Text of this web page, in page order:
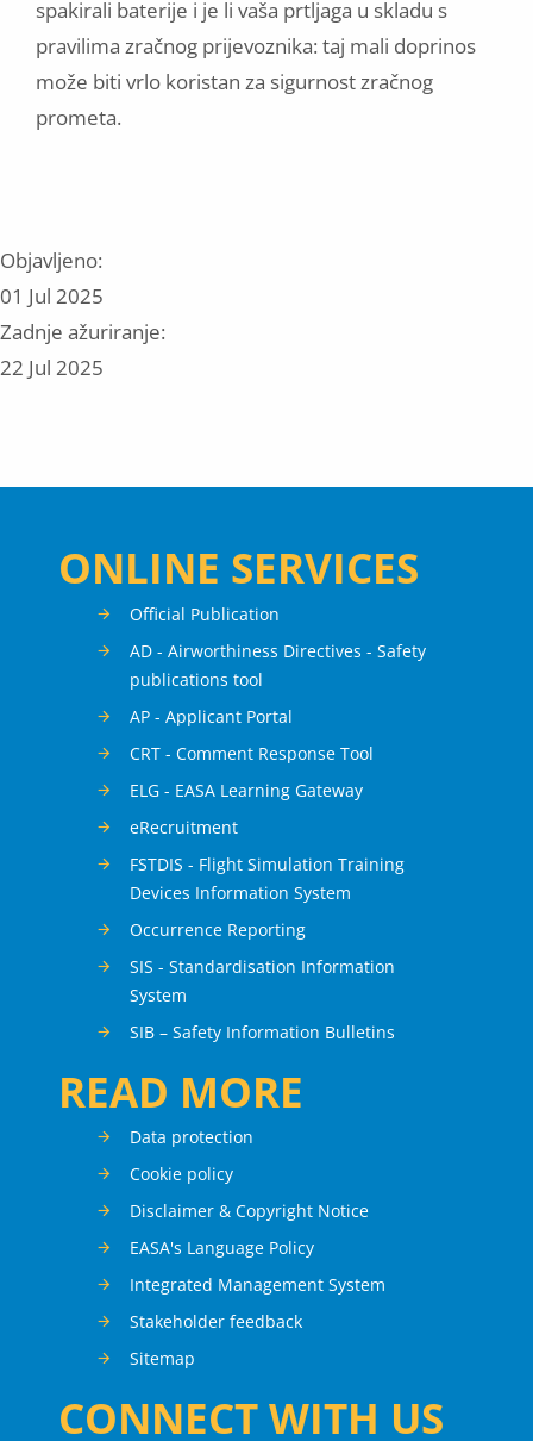
spakirali baterije i je li vaša prtljaga u skladu s
pravilima zračnog prijevoznika: taj mali doprinos
može biti vrlo koristan za sigurnost zračnog
prometa.
Objavljeno:
01 Jul 2025
Zadnje ažuriranje:
22 Jul 2025
ONLINE SERVICES
Official Publication
AD - Airworthiness Directives - Safety
publications tool
AP - Applicant Portal
CRT - Comment Response Tool
ELG - EASA Learning Gateway
eRecruitment
FSTDIS - Flight Simulation Training
Devices Information System
Occurrence Reporting
SIS - Standardisation Information
System
SIB – Safety Information Bulletins
READ MORE
Data protection
Cookie policy
Disclaimer & Copyright Notice
EASA's Language Policy
Integrated Management System
Stakeholder feedback
Sitemap
CONNECT WITH US